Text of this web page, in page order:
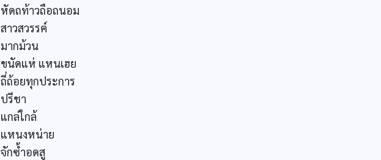
หัดถท้าวถือถนอม
สาวสวรรค์
มากม้วน
ขนัดแห่ แหนเฮย
ถี่ถ้อยทุกประการ
ปรีชา
แกล่ใกล้
แหนงหน่าย
จักซ้ำอดสู